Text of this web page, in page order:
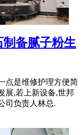
制备腻子粉生
点是维修护理方便简
展,若上新设备,世邦
司负责人林总.